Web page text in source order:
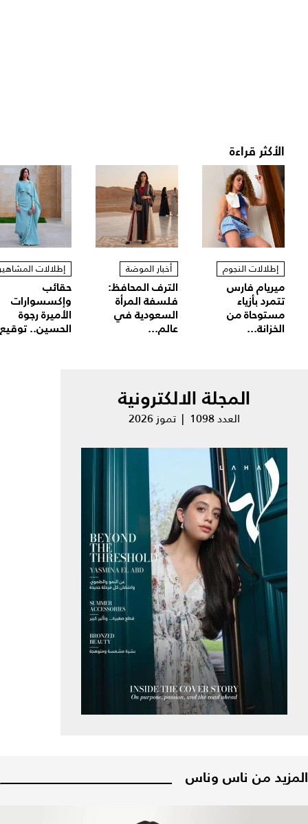
الأكثر قراءة
إطلالات النجوم
ميريام فارس
تتمرد بأزياء
مستوحاة من
الخزانة...
أخبار الموضة
الترف المحافظ:
فلسفة المرأة
السعودية في
عالم...
إطلالات
حقائب
وإكسسوارات
الأميرة رجوة
الحسين..
المجلة الالكترونية
العدد 1098 | تموز 2026
المزيد من ناس وناس